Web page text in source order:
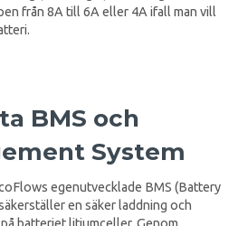
från 8A till 6A eller 4A ifall man vill
BMS och
System
egenutvecklade BMS (Battery
en säker laddning och
batteriet litiumceller. Genom